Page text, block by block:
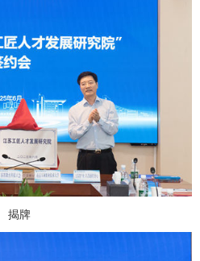
揭牌